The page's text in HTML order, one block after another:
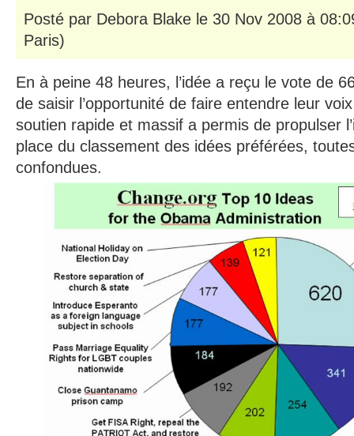
Posté par Debora Blake le 30 Nov 2008 à
Paris)
En à peine 48 heures, l’idée a reçu le vote de
de saisir l’opportunité de faire entendre leur
soutien rapide et massif a permis de propulser
place du classement des idées préférées,
confondues.